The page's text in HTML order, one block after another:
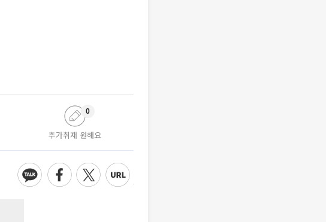
추가취재 원해요
0